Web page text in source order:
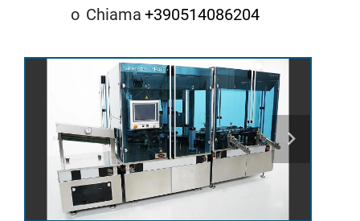
o Chiama +390514086204